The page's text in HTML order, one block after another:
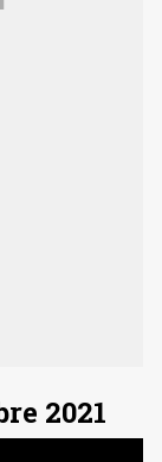
2021